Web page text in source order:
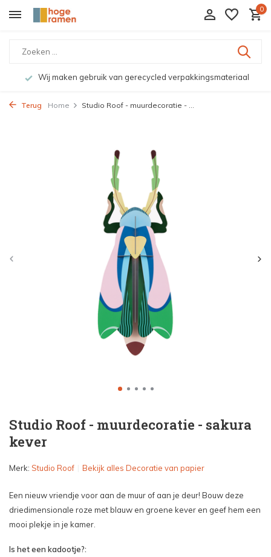
0
Wij maken gebruik van gerecycled verpakkingsmateriaal
Terug Home Studio Roof - muurdecoratie - ...
Studio Roof - muurdecoratie - sakura
kever
Merk: Studio Roof Bekijk alles Decoratie van papier
Een nieuw vriendje voor aan de muur of aan je deur! Bouw deze
driedimensionale roze met blauw en groene kever en geef hem een
mooi plekje in je kamer.
Is het een kadootje?: